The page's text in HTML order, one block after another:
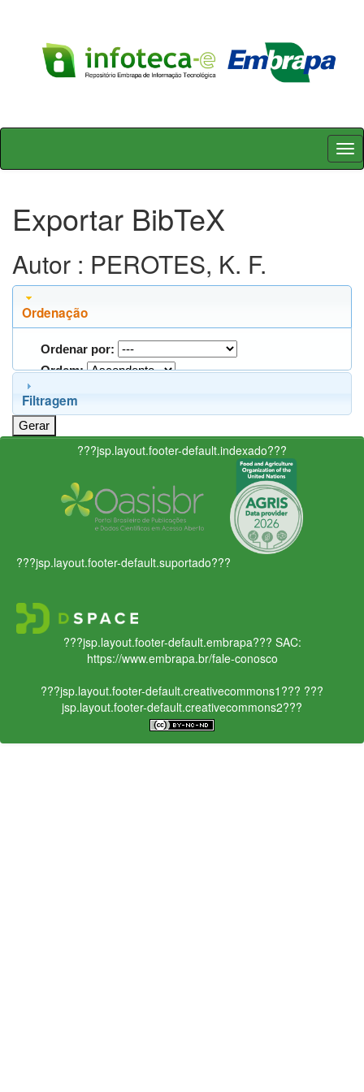
Skip
Exportar BibTeX
Autor : PEROTES, K. F.
Ordenação
Ordenar por:
Ordem:
Filtragem
???jsp.layout.footer-default.indexado???
???jsp.layout.footer-default.suportado???
???jsp.layout.footer-default.embrapa??? SAC:
https://www.embrapa.br/fale-conosco
???jsp.layout.footer-default.creativecommons1??? ???
jsp.layout.footer-default.creativecommons2???